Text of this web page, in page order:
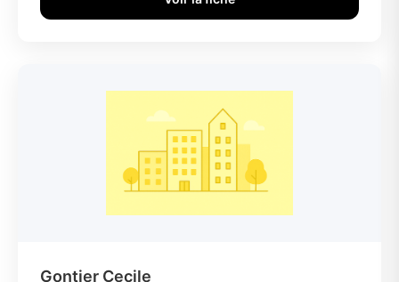
Gontier Cecile